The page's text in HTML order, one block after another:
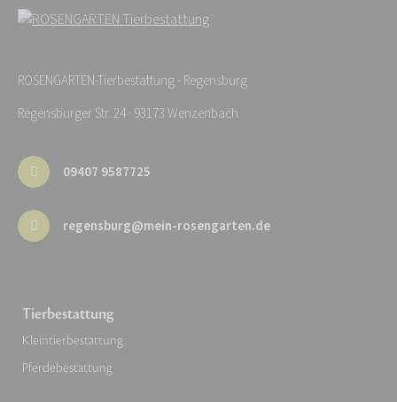
ROSENGARTEN-Tierbestattung - Regensburg
Regensburger Str. 24 · 93173 Wenzenbach
09407 9587725
regensburg@mein-rosengarten.de
Tierbestattung
Kleintierbestattung
Pferdebestattung